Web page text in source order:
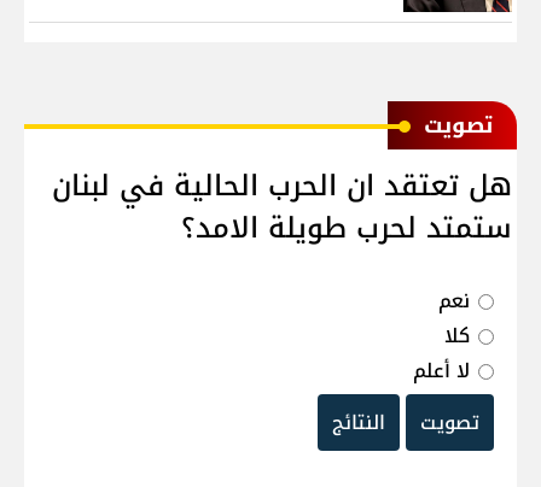
ﺗﺼﻮﻳﺖ
هل تعتقد ان الحرب الحالية في لبنان
ستمتد لحرب طويلة الامد؟
نعم
كلا
لا أعلم
تصويت
النتائج